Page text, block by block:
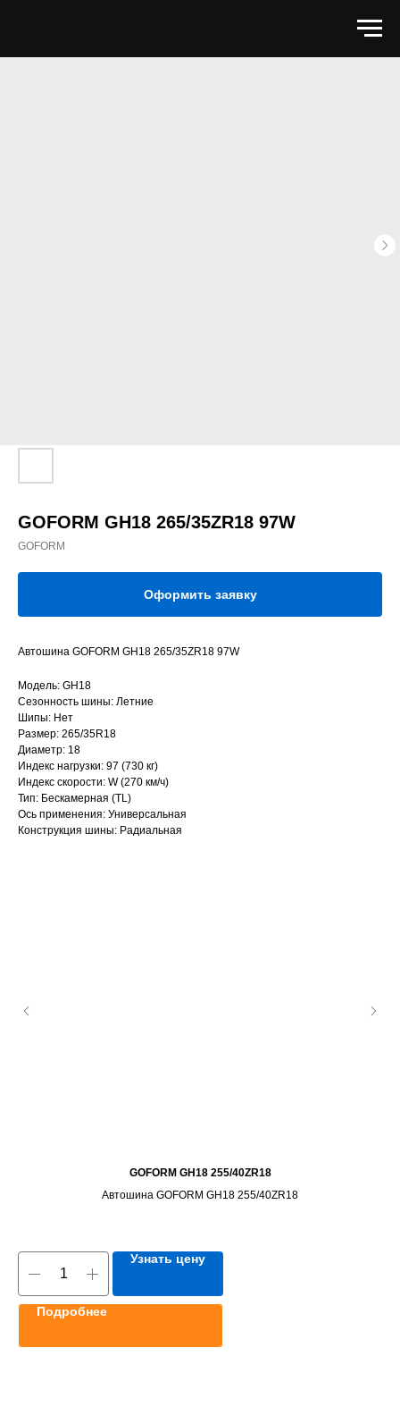
GOFORM GH18 265/35ZR18 97W
GOFORM
Оформить заявку
Автошина GOFORM GH18 265/35ZR18 97W
Модель: GH18
Сезонность шины: Летние
Шипы: Нет
Размер: 265/35R18
Диаметр: 18
Индекс нагрузки: 97 (730 кг)
Индекс скорости: W (270 км/ч)
Тип: Бескамерная (TL)
Ось применения: Универсальная
Конструкция шины: Радиальная
GOFORM GH18 255/40ZR18
Автошина GOFORM GH18 255/40ZR18
Узнать цену
Подробнее